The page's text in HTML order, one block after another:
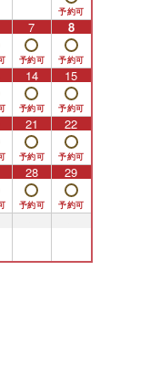
7 8
14 15
21 22
28 29